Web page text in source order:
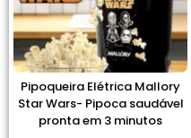
Pipoqueira Elétrica Mallory
Star Wars- Pipoca saudável
pronta em 3 minutos